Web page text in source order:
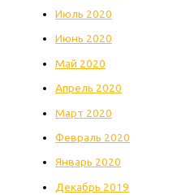
Июль 2020
Июнь 2020
Май 2020
Апрель 2020
Март 2020
Февраль 2020
Январь 2020
Декабрь 2019